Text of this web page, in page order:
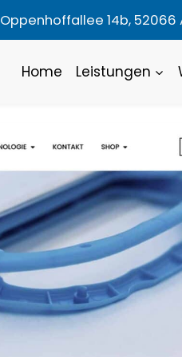
Oppenhoffallee 14b, 52066
Home Leistungen